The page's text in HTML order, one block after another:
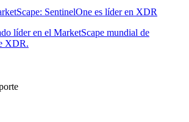
SentinelOne es líder en XDR
líder en el MarketScape mundial de
XDR.